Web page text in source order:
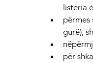
listeria
përmes
gurë),
për